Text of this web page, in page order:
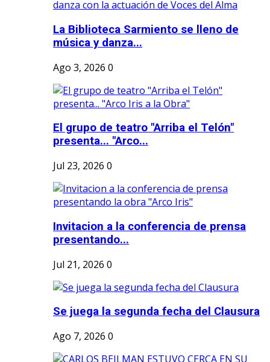
La Biblioteca Sarmiento se lleno de
música y danza...
Ago 3, 2026 0
El grupo de teatro "Arriba el Telón"
presenta... "Arco...
Jul 23, 2026 0
Invitacion a la conferencia de prensa
presentando...
Jul 21, 2026 0
Se juega la segunda fecha del Clausura
Ago 7, 2026 0